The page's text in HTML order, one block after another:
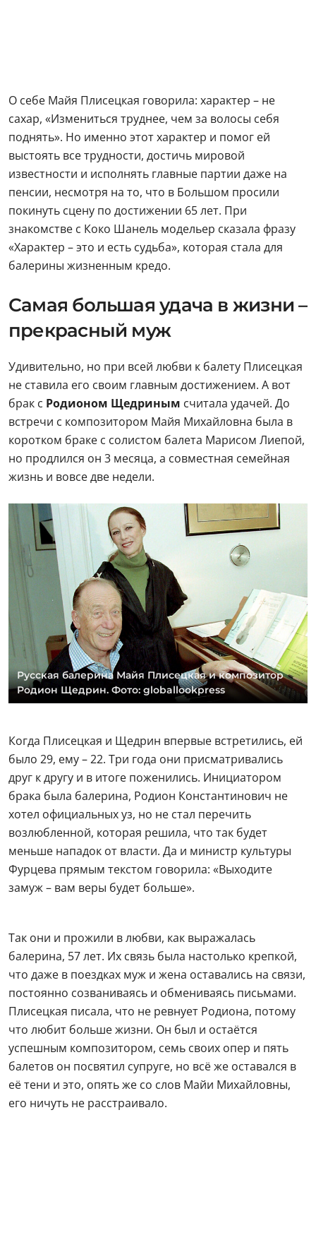
О себе Майя Плисецкая говорила: характер – не
сахар, «Измениться труднее, чем за волосы себя
поднять». Но именно этот характер и помог ей
выстоять все трудности, достичь мировой
известности и исполнять главные партии даже на
пенсии, несмотря на то, что в Большом просили
покинуть сцену по достижении 65 лет. При
знакомстве с Коко Шанель модельер сказала фразу
«Характер – это и есть судьба», которая стала для
балерины жизненным кредо.
Самая большая удача в жизни –
прекрасный муж
Удивительно, но при всей любви к балету Плисецкая
не ставила его своим главным достижением. А вот
брак с Родионом Щедриным считала удачей. До
встречи с композитором Майя Михайловна была в
коротком браке с солистом балета Марисом Лиепой,
но продлился он 3 месяца, а совместная семейная
жизнь и вовсе две недели.
Русская балерина Майя Плисецкая и композитор
Родион Щедрин. Фото: globallookpress
Когда Плисецкая и Щедрин впервые встретились, ей
было 29, ему – 22. Три года они присматривались
друг к другу и в итоге поженились. Инициатором
брака была балерина, Родион Константинович не
хотел официальных уз, но не стал перечить
возлюбленной, которая решила, что так будет
меньше нападок от власти. Да и министр культуры
Фурцева прямым текстом говорила: «Выходите
замуж – вам веры будет больше».
Так они и прожили в любви, как выражалась
балерина, 57 лет. Их связь была настолько крепкой,
что даже в поездках муж и жена оставались на связи,
постоянно созваниваясь и обмениваясь письмами.
Плисецкая писала, что не ревнует Родиона, потому
что любит больше жизни. Он был и остаётся
успешным композитором, семь своих опер и пять
балетов он посвятил супруге, но всё же оставался в
её тени и это, опять же со слов Майи Михайловны,
его ничуть не расстраивало.